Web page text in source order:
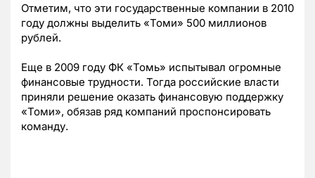
Отметим, что эти государственные компании в 2010
году должны выделить «Томи» 500 миллионов
рублей.
Еще в 2009 году ФК «Томь» испытывал огромные
финансовые трудности. Тогда российские власти
приняли решение оказать финансовую поддержку
«Томи», обязав ряд компаний проспонсировать
команду.